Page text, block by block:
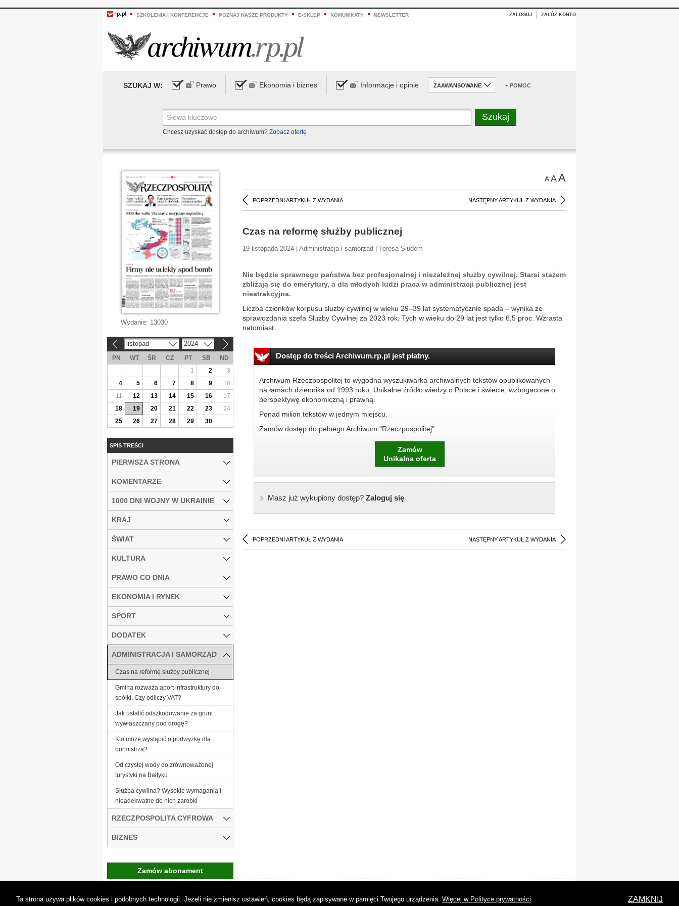
SZKOLENIA I KONFERENCJE POZNAJ NASZE PRODUKTY E-SKLEP KOMUNIKATY NEWSLETTER ZALOGUJ ZAŁÓŻ KONTO
SZUKAJ W: Prawo Ekonomia i biznes Informacje i opinie ZAAWANSOWANE + POMOC
Chcesz uzyskać dostęp do archiwum? Zobacz ofertę
AAA
POPRZEDNI ARTYKUŁ Z WYDANIA NASTĘPNY ARTYKUŁ Z WYDANIA
Czas na reformę służby publicznej
19 listopada 2024 | Administracja i samorząd | Teresa Siudem
Nie będzie sprawnego państwa bez profesjonalnej i niezależnej służby cywilnej. Starsi stażem
zbliżają się do emerytury, a dla młodych ludzi praca w administracji publicznej jest
nieatrakcyjna.
Liczba członków korpusu służby cywilnej w wieku 29–39 lat systematycznie spada – wynika ze
sprawozdania szefa Służby Cywilnej za 2023 rok. Tych w wieku do 29 lat jest tylko 6,5 proc. Wzrasta
natomiast...
Dostęp do treści Archiwum.rp.pl jest płatny.
Archiwum Rzeczpospolitej to wygodna wyszukiwarka archiwalnych tekstów opublikowanych
na łamach dziennika od 1993 roku. Unikalne źródło wiedzy o Polsce i świecie, wzbogacone o
perspektywę ekonomiczną i prawną.
Ponad milion tekstów w jednym miejscu.
Zamów dostęp do pełnego Archiwum "Rzeczpospolitej"
Zamów
Unikalna oferta
Masz już wykupiony dostęp?Zaloguj się
POPRZEDNI ARTYKUŁ Z WYDANIA NASTĘPNY ARTYKUŁ Z WYDANIA
Wydanie: 13030
listopad 2024
PN WT ŚR CZ PT SB
ND
1
2
3
4
5 6 7 8 9
10
11
12 13 14 15 16
17
18
19 20 21 22 23
24
25
26 27 28 29 30
SPIS TREŚCI
PIERWSZA STRONA
KOMENTARZE
1000 DNI WOJNY W UKRAINIE
KRAJ
ŚWIAT
KULTURA
PRAWO CO DNIA
EKONOMIA I RYNEK
SPORT
DODATEK
ADMINISTRACJA I SAMORZĄD
Czas na reformę służby publicznej
Gmina rozważa aport infrastruktury do
spółki. Czy odliczy VAT?
Jak ustalić odszkodowanie za grunt
wywłaszczany pod drogę?
Kto może wystąpić o podwyżkę dla
burmistrza?
Od czystej wody do zrównoważonej
turystyki na Bałtyku
Służba cywilna? Wysokie wymagania i
nieadekwatne do nich zarobki
RZECZPOSPOLITA CYFROWA
BIZNES
Zamów abonament
Ta strona używa plików cookies i podobnych technologii. Jeżeli nie zmienisz ustawień, cookies będą zapisywane w pamięci Twojego urządzenia. Więcej w Polityce prywatności. ZAMKNIJ